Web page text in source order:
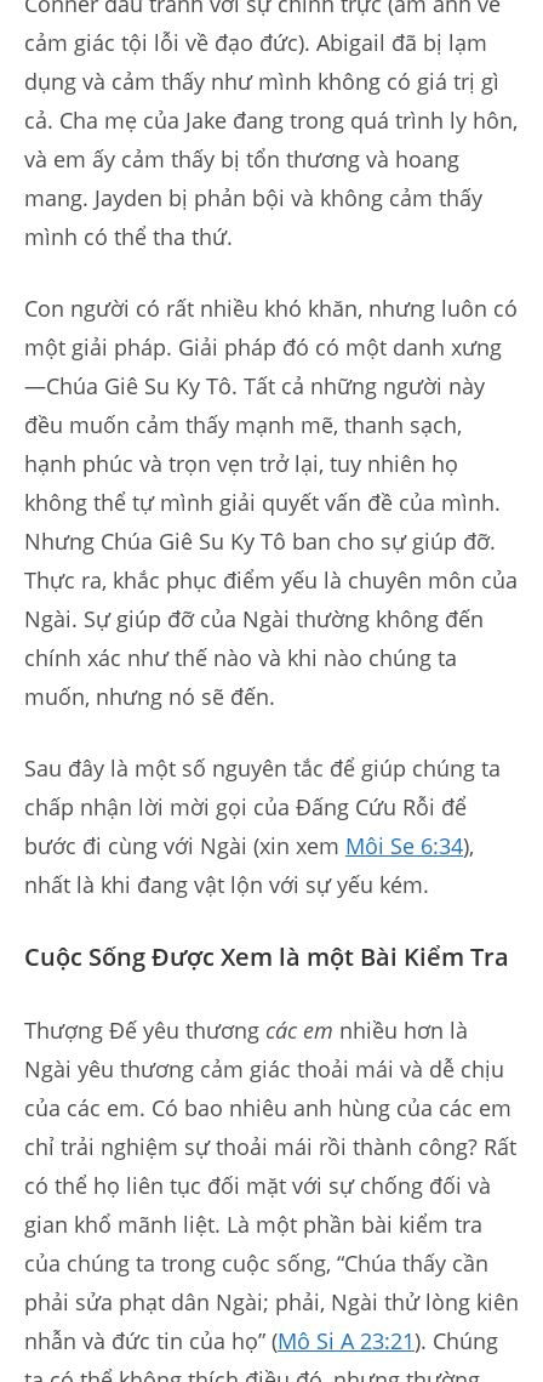
cảm giác tội lỗi về đạo đức). Abigail đã bị lạm
dụng và cảm thấy như mình không có giá trị gì
cả. Cha mẹ của Jake đang trong quá trình ly hôn,
và em ấy cảm thấy bị tổn thương và hoang
mang. Jayden bị phản bội và không cảm thấy
mình có thể tha thứ.
Con người có rất nhiều khó khăn, nhưng luôn có
một giải pháp. Giải pháp đó có một danh xưng
—Chúa Giê Su Ky Tô. Tất cả những người này
đều muốn cảm thấy mạnh mẽ, thanh sạch,
hạnh phúc và trọn vẹn trở lại, tuy nhiên họ
không thể tự mình giải quyết vấn đề của mình.
Nhưng Chúa Giê Su Ky Tô ban cho sự giúp đỡ.
Thực ra, khắc phục điểm yếu là chuyên môn của
Ngài. Sự giúp đỡ của Ngài thường không đến
chính xác như thế nào và khi nào chúng ta
muốn, nhưng nó sẽ đến.
Sau đây là một số nguyên tắc để giúp chúng ta
chấp nhận lời mời gọi của Đấng Cứu Rỗi để
bước đi cùng với Ngài (xin xem Môi Se 6:34),
nhất là khi đang vật lộn với sự yếu kém.
Cuộc Sống Được Xem là một Bài Kiểm Tra
Thượng Đế yêu thương các em nhiều hơn là
Ngài yêu thương cảm giác thoải mái và dễ chịu
của các em. Có bao nhiêu anh hùng của các em
chỉ trải nghiệm sự thoải mái rồi thành công? Rất
có thể họ liên tục đối mặt với sự chống đối và
gian khổ mãnh liệt. Là một phần bài kiểm tra
của chúng ta trong cuộc sống, “Chúa thấy cần
phải sửa phạt dân Ngài; phải, Ngài thử lòng kiên
nhẫn và đức tin của họ” (Mô Si A 23:21). Chúng